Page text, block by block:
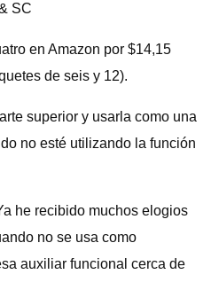
SC
en Amazon por $14,15
de seis y 12).
superior y usarla como una
no esté utilizando la función
he recibido muchos elogios
no se usa como
auxiliar funcional cerca de